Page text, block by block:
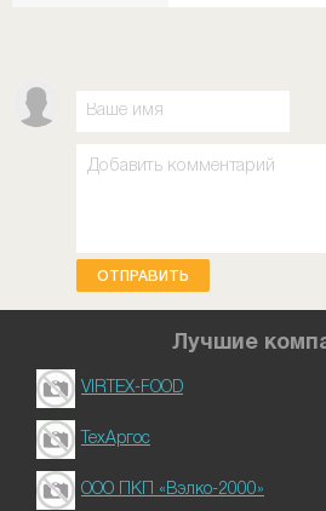
ОТПРАВИТЬ
Лучшие
VIRTEX-FOOD
ТехАргос
ООО ПКП «Вэлко-2000»